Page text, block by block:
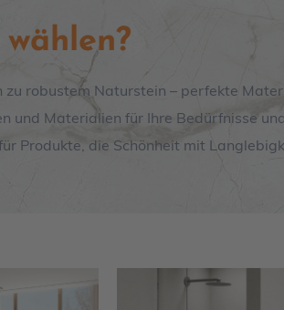
robustem Naturstein – perfekte
und Materialien für Ihre Bedürfnisse
Produkte, die Schönheit mit